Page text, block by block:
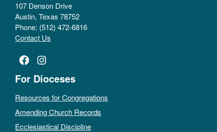
107 Denson Drive
Austin, Texas 78752
Phone: (512) 472-6816
Contact Us
Facebook
Instagram
For Dioceses
Resources for Congregations
Amending Church Records
Ecclesiastical Discipline